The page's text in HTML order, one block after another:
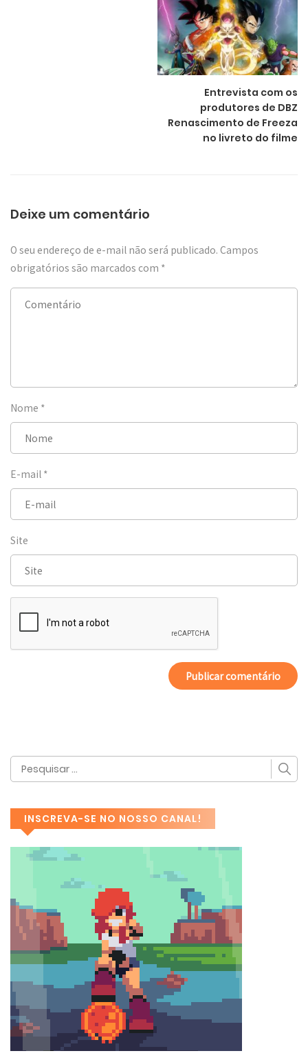
Entrevista com os
produtores de DBZ
Renascimento de Freeza
no livreto do filme
Deixe um comentário
O seu endereço de e-mail não será publicado. Campos
obrigatórios são marcados com *
Nome *
E-mail *
Site
INSCREVA-SE NO NOSSO CANAL!